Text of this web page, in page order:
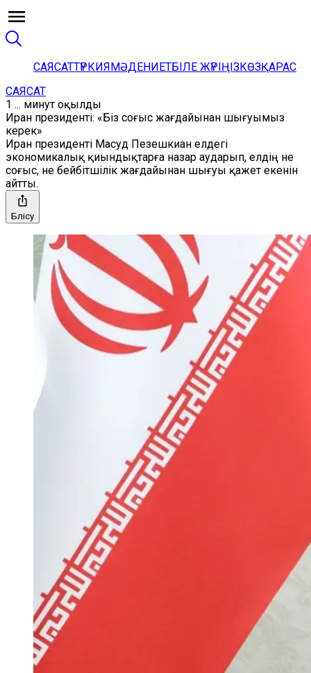
САЯСАТТҮРКИЯМӘДЕНИЕТБІЛЕ ЖҮРІҢІЗКӨЗҚАРАС
САЯСАТ
1 ... минут оқылды
Иран президенті: «Біз соғыс жағдайынан шығуымыз
керек»
Иран президенті Масуд Пезешкиан елдегі
экономикалық қиындықтарға назар аударып, елдің не
соғыс, не бейбітшілік жағдайынан шығуы қажет екенін
айтты.
Бөлісу